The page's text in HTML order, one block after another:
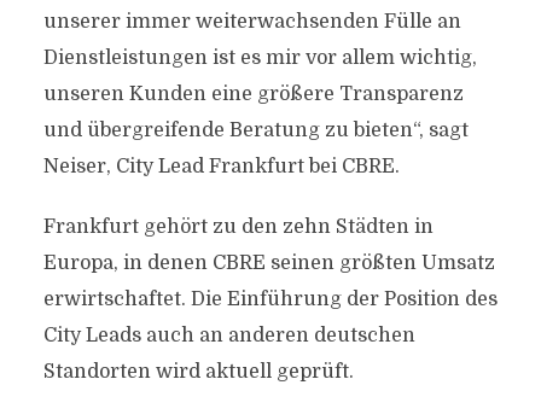
unserer immer weiterwachsenden Fülle an
Dienstleistungen ist es mir vor allem wichtig,
unseren Kunden eine größere Transparenz
und übergreifende Beratung zu bieten“, sagt
Neiser, City Lead Frankfurt bei CBRE.
Frankfurt gehört zu den zehn Städten in
Europa, in denen CBRE seinen größten Umsatz
erwirtschaftet. Die Einführung der Position des
City Leads auch an anderen deutschen
Standorten wird aktuell geprüft.